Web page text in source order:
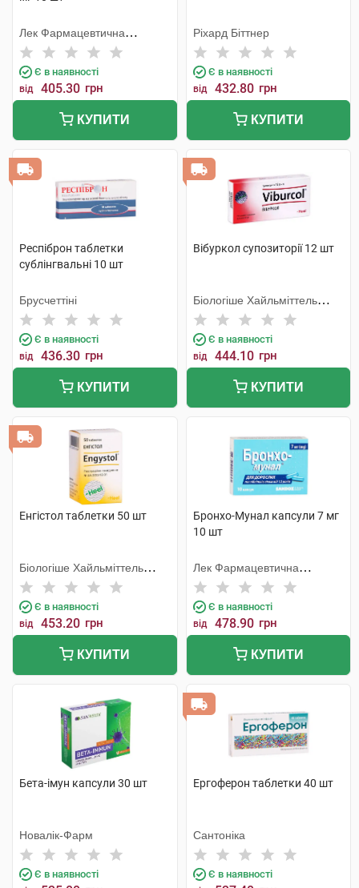
Лек Фармацевтична
компанія
Є в наявності
від 405.30 грн
КУПИТИ
Ріхард Біттнер
Є в наявності
від 432.80 грн
КУПИТИ
Респіброн таблетки
сублінгвальні 10 шт
Брусчеттіні
Є в наявності
від 436.30 грн
КУПИТИ
Вібуркол супозиторії 12 шт
Біологіше Хайльміттель
Хеель
Є в наявності
від 444.10 грн
КУПИТИ
Енгістол таблетки 50 шт
Біологіше Хайльміттель
Хеель
Є в наявності
від 453.20 грн
КУПИТИ
Бронхо-Мунал капсули 7 мг
10 шт
Лек Фармацевтична
компанія
Є в наявності
від 478.90 грн
КУПИТИ
Бета-імун капсули 30 шт
Новалік-Фарм
Є в наявності
Ергоферон таблетки 40 шт
Сантоніка
Є в наявності